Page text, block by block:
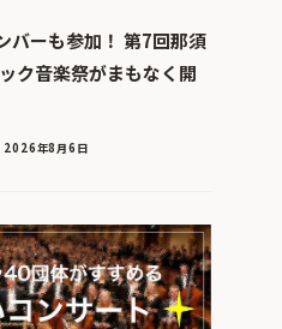
バーも参加！ 第7回那須
ク音楽祭がまもなく開
2026年8月6日